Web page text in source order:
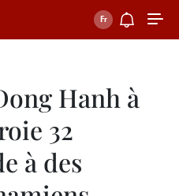
Hanh à
32
à des